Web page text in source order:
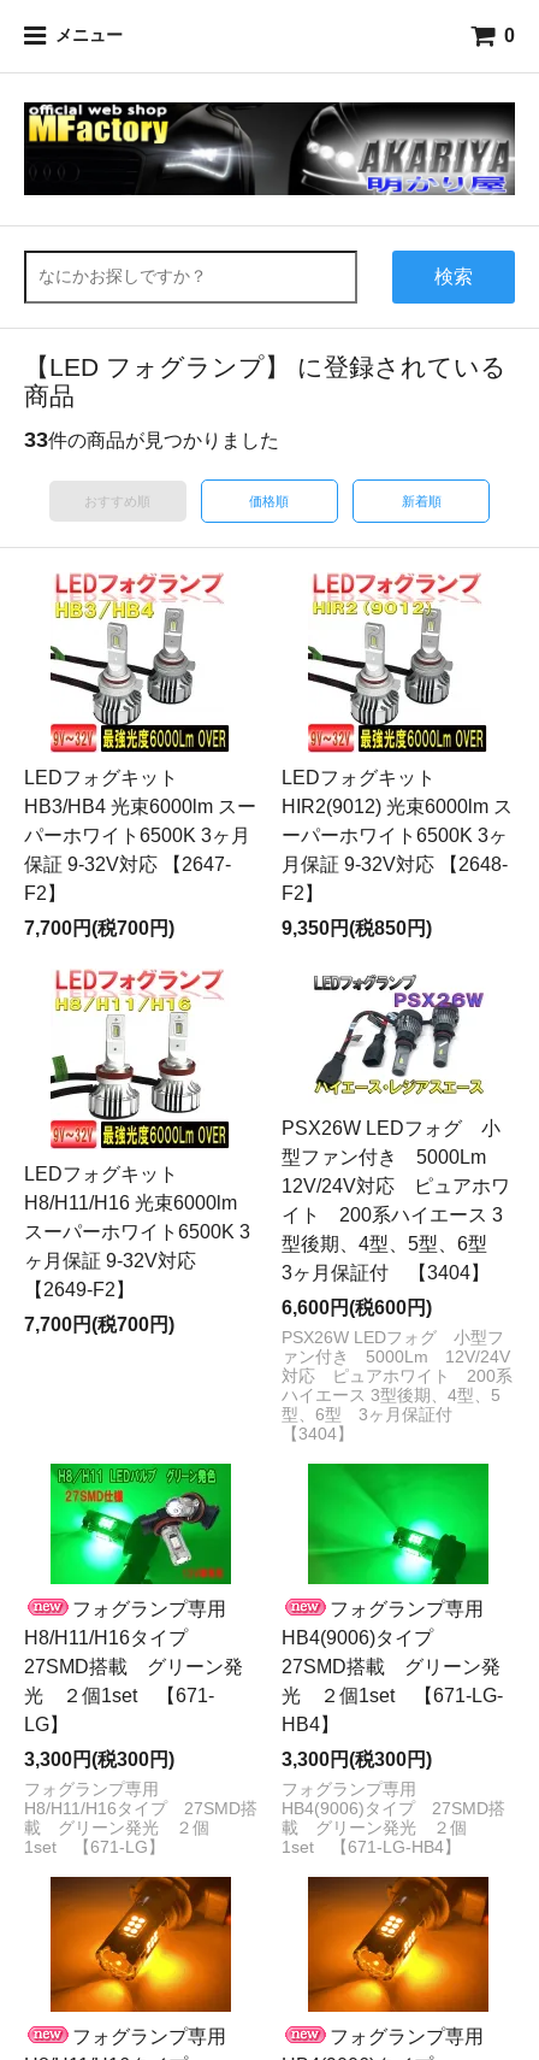
メニュー 0
検索
【LED フォグランプ】 に登録されている
商品
33件の商品が見つかりました
おすすめ順 価格順 新着順
LEDフォグキット
HB3/HB4 光束6000lm スー
パーホワイト6500K 3ヶ月
保証 9-32V対応 【2647-
F2】
7,700円(税700円)
LEDフォグキット
HIR2(9012) 光束6000lm ス
ーパーホワイト6500K 3ヶ
月保証 9-32V対応 【2648-
F2】
9,350円(税850円)
LEDフォグキット
H8/H11/H16 光束6000lm
スーパーホワイト6500K 3
ヶ月保証 9-32V対応
【2649-F2】
7,700円(税700円)
PSX26W LEDフォグ 小
型ファン付き 5000Lm
12V/24V対応 ピュアホワ
イト 200系ハイエース 3
型後期、4型、5型、6型
3ヶ月保証付 【3404】
6,600円(税600円)
PSX26W LEDフォグ 小型フ
ァン付き 5000Lm 12V/24V
対応 ピュアホワイト 200系
ハイエース 3型後期、4型、5
型、6型 3ヶ月保証付
【3404】
フォグランプ専用
H8/H11/H16タイプ
27SMD搭載 グリーン発
光 ２個1set 【671-
LG】
3,300円(税300円)
フォグランプ専用
H8/H11/H16タイプ 27SMD搭
載 グリーン発光 ２個
1set 【671-LG】
フォグランプ専用
HB4(9006)タイプ
27SMD搭載 グリーン発
光 ２個1set 【671-LG-
HB4】
3,300円(税300円)
フォグランプ専用
HB4(9006)タイプ 27SMD搭
載 グリーン発光 ２個
1set 【671-LG-HB4】
フォグランプ専用
フォグランプ専用